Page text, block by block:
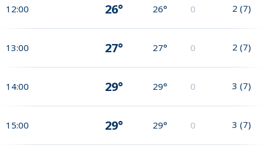
12:00 26° 26° 0 2 (7)
13:00 27° 27° 0 2 (7)
14:00 29° 29° 0 3 (7)
15:00 29° 29° 0 3 (7)